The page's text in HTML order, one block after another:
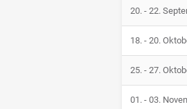
20. - 22.
18. - 20.
25. - 27.
01. - 03.